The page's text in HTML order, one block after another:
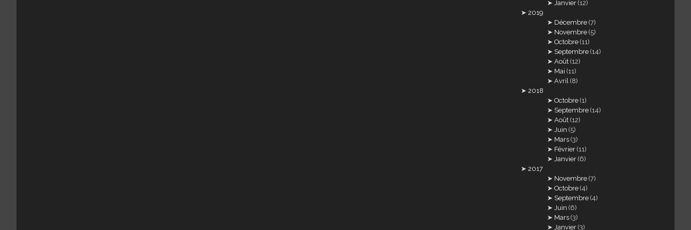
Janvier (12)
2019
Décembre (7)
Novembre (5)
Octobre (11)
Septembre (14)
Août (12)
Mai (11)
Avril (8)
2018
Octobre (1)
Septembre (14)
Août (12)
Juin (5)
Mars (3)
Février (11)
Janvier (6)
2017
Novembre (7)
Octobre (4)
Septembre (4)
Juin (6)
Mars (3)
Janvier (3)